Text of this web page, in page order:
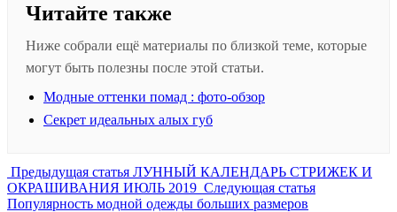
Читайте также
Ниже собрали ещё материалы по близкой теме, которые
могут быть полезны после этой статьи.
Модные оттенки помад : фото-обзор
Секрет идеальных алых губ
Предыдущая статья Предыдущая
запись:
ЛУННЫЙ КАЛЕНДАРЬ СТРИЖЕК И
ОКРАШИВАНИЯ ИЮЛЬ 2019 Следующая статьяСледующая
Популярность модной одежды больших размеров